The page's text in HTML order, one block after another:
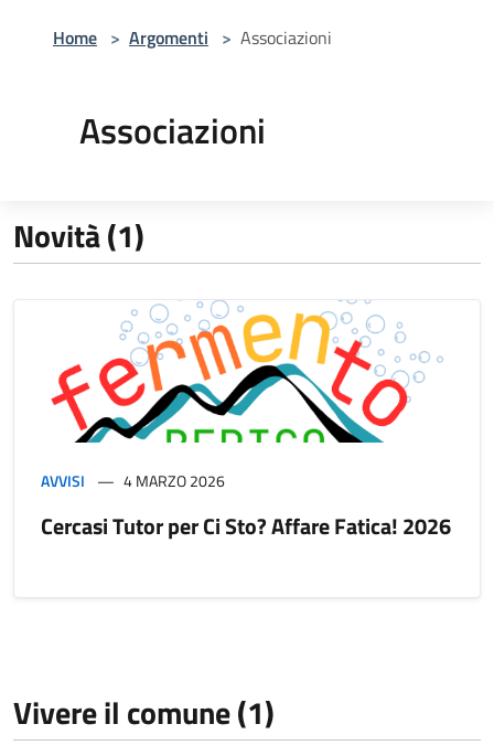
Home > Argomenti > Associazioni
Associazioni
Novità (1)
AVVISI 4 MARZO 2026
Cercasi Tutor per Ci Sto? Affare Fatica! 2026
Vivere il comune (1)